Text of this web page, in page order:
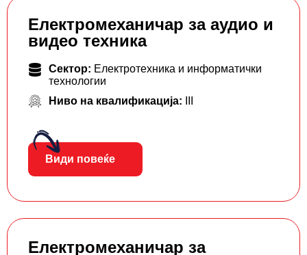
Електромеханичар за аудио и
видео техника
Сектор: Електротехника и информатички
технологии
Ниво на квалификација:
Види повеќе
Електромеханичар за